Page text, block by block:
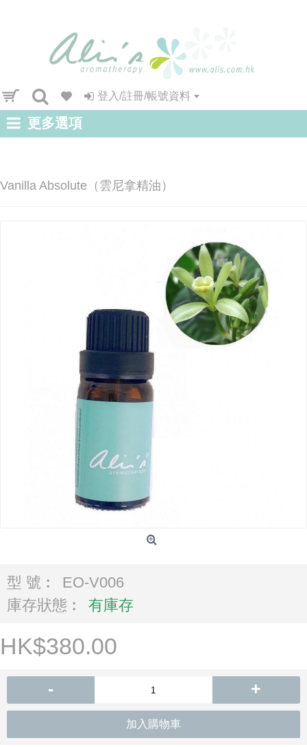
登入/註冊/帳號資料
更多選項
Vanilla Absolute（雲尼拿精油）
型 號︰
EO-V006
庫存狀態︰
有庫存
HK$380.00
- +
加入購物車